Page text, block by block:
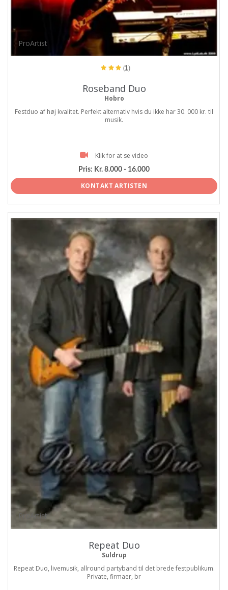
ProArtist
(1)
Roseband Duo
Hobro
Festduo af høj kvalitet. Perfekt alternativ hvis du ikke har 30. 000 kr. til
musik.
Klik for at se video
Pris: Kr. 8.000 - 16.000
KONTAKT ARTISTEN
ProArtist
Repeat Duo
Suldrup
Repeat Duo, livemusik, allround partyband til det brede festpublikum.
Private, firmaer, br